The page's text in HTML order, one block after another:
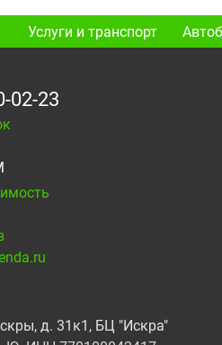
Услуги и транспорт
02-23
д. 31к1, БЦ "Искра"